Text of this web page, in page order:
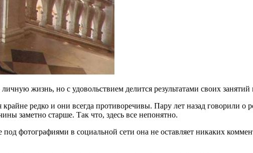
жизнь, но с удовольствием делится результатами своих занятий
крайне редко и они всегда противоречивы. Пару лет назад
заметно старше. Так что, здесь все непонятно.
фотографиями в социальной сети она не оставляет никаких